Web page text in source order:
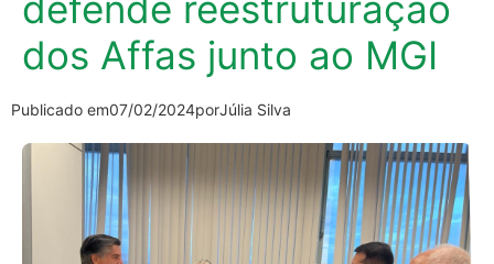
dos Affas junto ao MGI
Publicado em07/02/2024porJúlia Silva